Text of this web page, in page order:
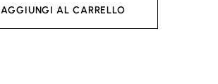
AGGIUNGI AL CARRELLO